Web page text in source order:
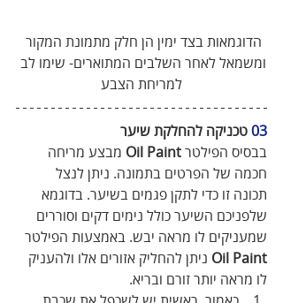
הדוגמאות בצד ימין הן חלק מתמונת המקור
ומשמאל לאחר השלבים המתוארים- שימו לב
למריחת הצבע
03 טכניקה להחלקת שיער
בבסיס הפילטר Oil Paint מבצע מריחה
חכמה של הפרטים בתמונה. ניתן לנצל
תכונה זו כדי לתקן פגמים בשיער. בדוגמא
שלפניכם השיער כולל נימים דקים וסוררים
שמעניקים לו מראה יבש. באמצעות הפילטר
Oil Paint ניתן להחליק אזורים אלו ולהעניק
לו מראה יותר זורם ובריא.